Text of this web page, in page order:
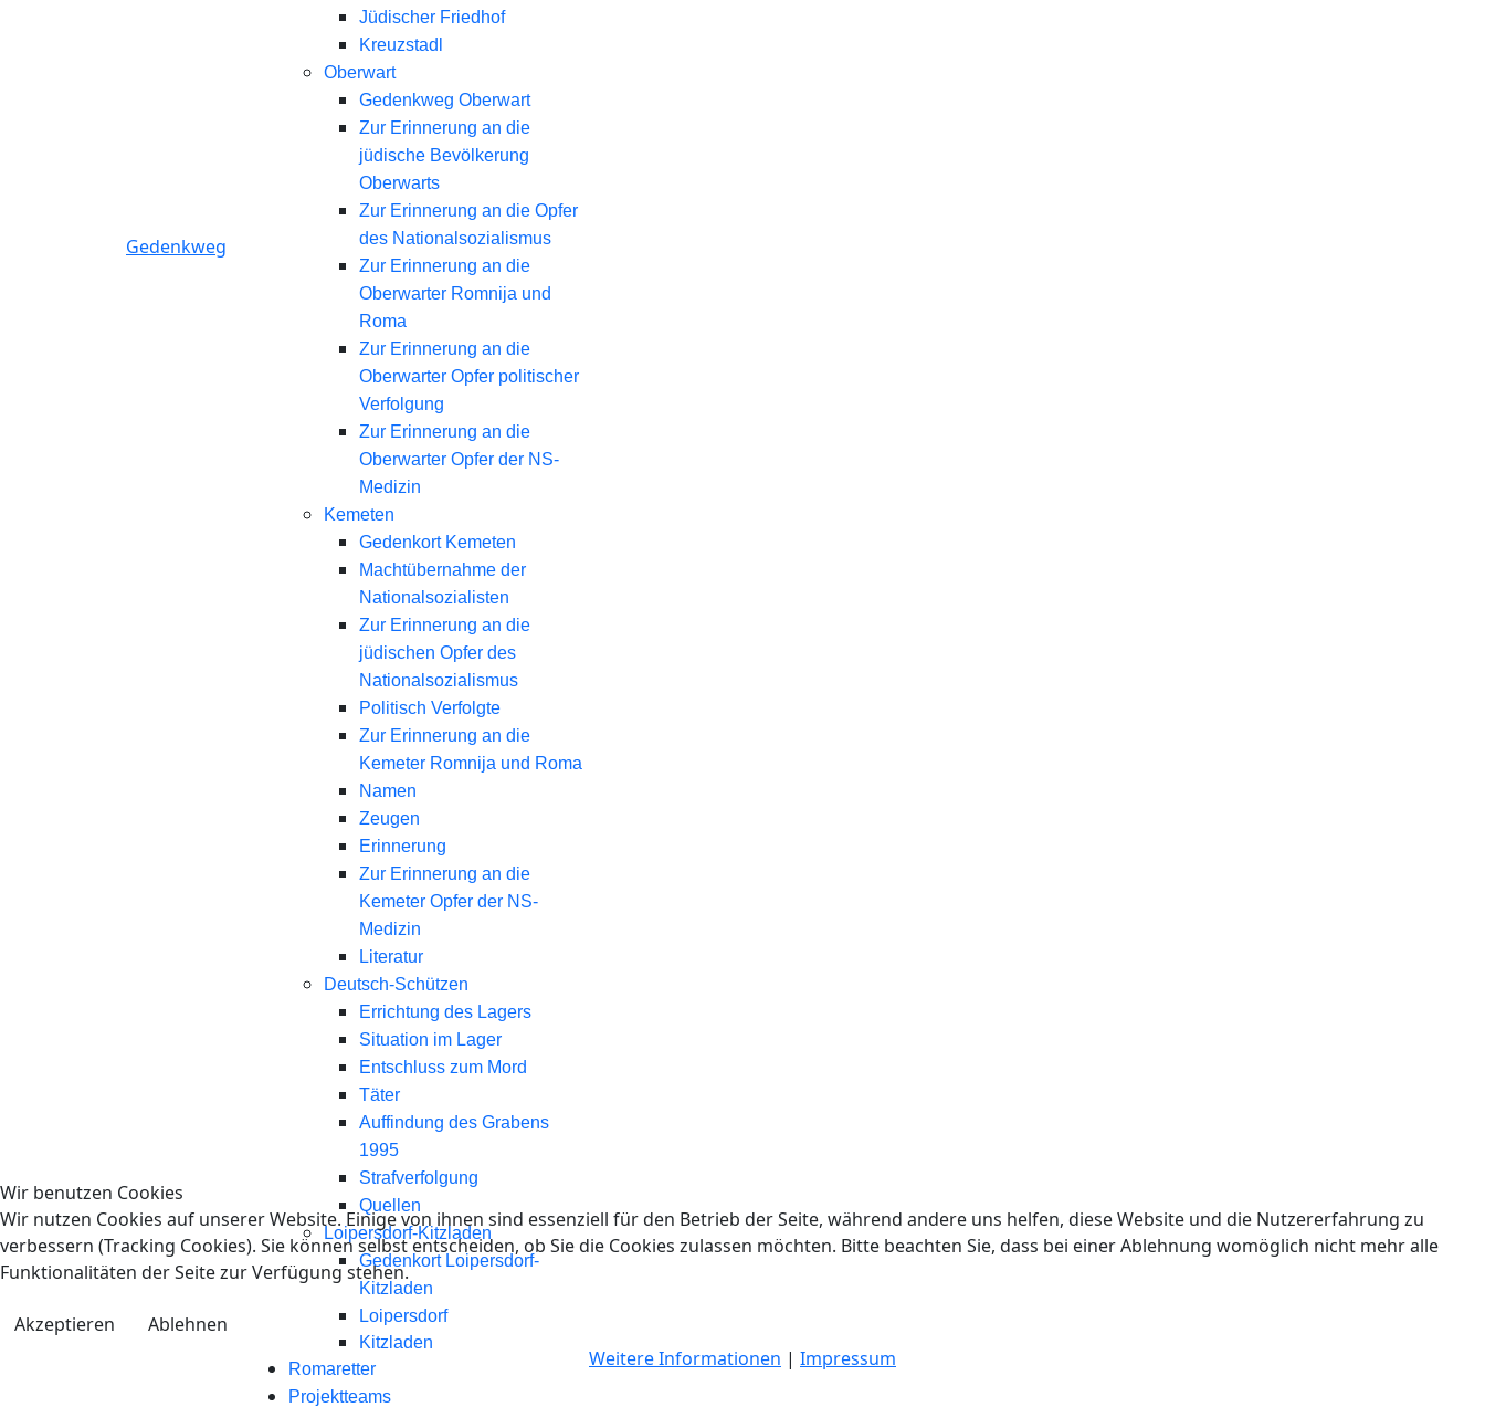
Gedenkweg
Jüdischer Friedhof
Kreuzstadl
Oberwart
Gedenkweg Oberwart
Zur Erinnerung an die
jüdische Bevölkerung
Oberwarts
Zur Erinnerung an die Opfer
des Nationalsozialismus
Zur Erinnerung an die
Oberwarter Romnija und
Roma
Zur Erinnerung an die
Oberwarter Opfer politischer
Verfolgung
Zur Erinnerung an die
Oberwarter Opfer der NS-
Medizin
Kemeten
Gedenkort Kemeten
Machtübernahme der
Nationalsozialisten
Zur Erinnerung an die
jüdischen Opfer des
Nationalsozialismus
Politisch Verfolgte
Zur Erinnerung an die
Kemeter Romnija und Roma
Namen
Zeugen
Erinnerung
Zur Erinnerung an die
Kemeter Opfer der NS-
Medizin
Literatur
Deutsch-Schützen
Errichtung des Lagers
Situation im Lager
Entschluss zum Mord
Täter
Auffindung des Grabens
1995
Strafverfolgung
Quellen
Loipersdorf-Kitzladen
Gedenkort Loipersdorf-
Kitzladen
Loipersdorf
Kitzladen
Romaretter
Projektteams
Wir benutzen Cookies
Wir nutzen Cookies auf unserer Website. Einige von ihnen sind essenziell für den Betrieb der Seite, während andere uns helfen, diese Website und die Nutzererfahrung zu
verbessern (Tracking Cookies). Sie können selbst entscheiden, ob Sie die Cookies zulassen möchten. Bitte beachten Sie, dass bei einer Ablehnung womöglich nicht mehr alle
Funktionalitäten der Seite zur Verfügung stehen.
Akzeptieren
Ablehnen
Weitere Informationen | Impressum